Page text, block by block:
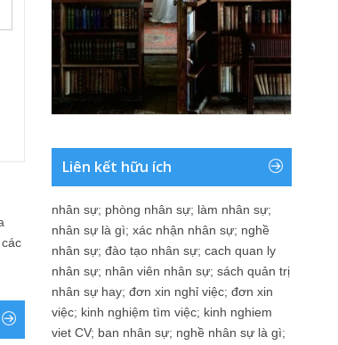
Liên kết hữu ích
nhân sự; phòng nhân sự; làm nhân sự;
nhân sự là gì; xác nhận nhân sự; nghề
nhân sự; đào tạo nhân sự; cach quan ly
nhân sự; nhân viên nhân sự; sách quản trị
nhân sự hay; đơn xin nghỉ việc; đơn xin
việc; kinh nghiệm tìm việc; kinh nghiem
viet CV; ban nhân sự; nghề nhân sự là gì;